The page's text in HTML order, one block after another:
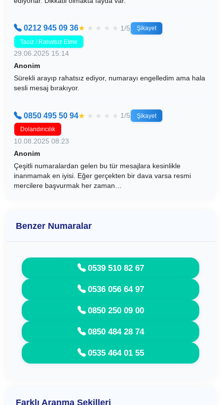
0212 945 09 36★ ★ ★ ★ ★ 1/5
Şikayet
Taciz / Rahatsız Etme
29.06.2025 15:14
Anonim
Sürekli arayıp rahatsız ediyor, numarayı engelledim ama hala
sesli mesaj bırakıyor.
0850 495 50 94★ ★ ★ ★ ★ 1/5
Şikayet
Dolandırıcılık
10.08.2025 08:23
Anonim
Çeşitli numaralardan gelen bu tür mesajlara kesinlikle
inanmamak en iyisi. Eğer gerçekten bir dava varsa resmi
mercilere başvurmak her zaman…
Benzer Numaralar
0539 510 82 67
0536 056 64 97
0850 250 09 00
0850 484 28 74
0535 464 01 55
Farklı Aranma Şekilleri